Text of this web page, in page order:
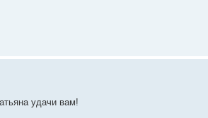
удачи вам!